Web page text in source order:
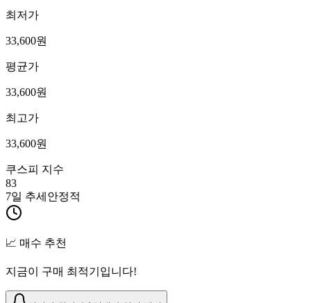
최저가
33,600원
평균가
33,600원
최고가
33,600원
쿠스피 지수
83
7일 추세 안정적
📈 매수 추천
지금이 구매 최적기입니다!